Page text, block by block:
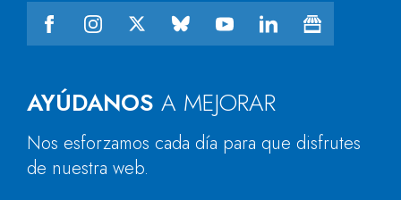
AYÚDANOS A MEJORAR
Nos esforzamos cada día para que disfrutes
de nuestra web.